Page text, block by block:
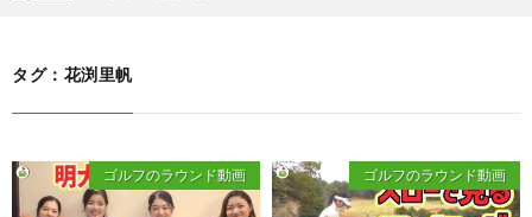
タグ：花渕里帆
ゴルフのラウンド動画 ゴルフのラウンド動画